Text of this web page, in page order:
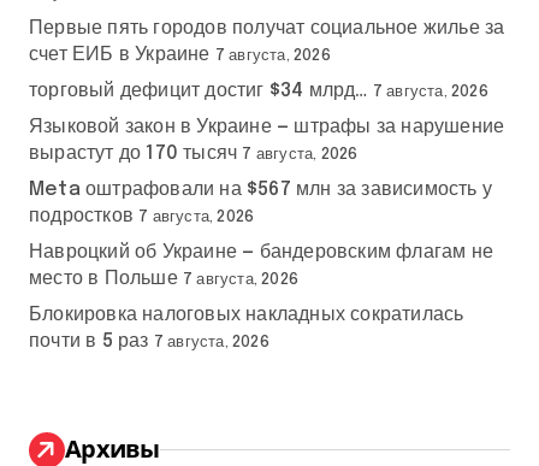
Первые пять городов получат социальное жилье за
счет ЕИБ в Украине 7 августа, 2026
торговый дефицит достиг $34 млрд… 7 августа, 2026
Языковой закон в Украине — штрафы за нарушение
вырастут до 170 тысяч 7 августа, 2026
Meta оштрафовали на $567 млн за зависимость у
подростков 7 августа, 2026
Навроцкий об Украине — бандеровским флагам не
место в Польше 7 августа, 2026
Блокировка налоговых накладных сократилась
почти в 5 раз 7 августа, 2026
Архивы